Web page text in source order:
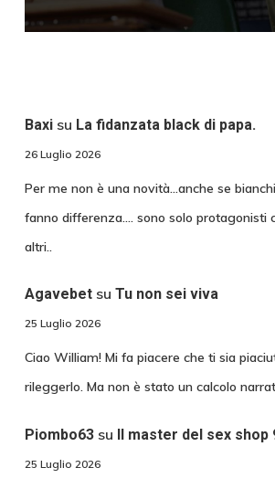
Baxisu La fidanzata black di papa.
26 Luglio 2026
Per me non è una novità...anche se
fanno differenza.... sono solo protagonisti
altri..
Agavebetsu Tu non sei viva
25 Luglio 2026
Ciao William! Mi fa piacere che ti sia
rileggerlo. Ma non è stato un calcolo
Piombo63su Il master del sex shop
25 Luglio 2026